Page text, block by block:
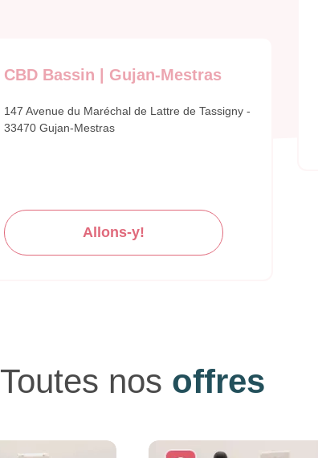
CBD Bassin | Gujan-Mestras
147 Avenue du Maréchal de Lattre de Tassigny -
33470 Gujan-Mestras
Allons-y!
Toutes nos offres